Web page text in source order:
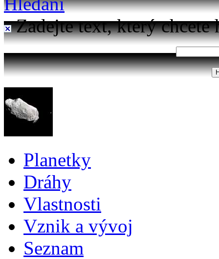
Zadejte text, který chcete
Planetky
Dráhy
Vlastnosti
Vznik a vývoj
Seznam